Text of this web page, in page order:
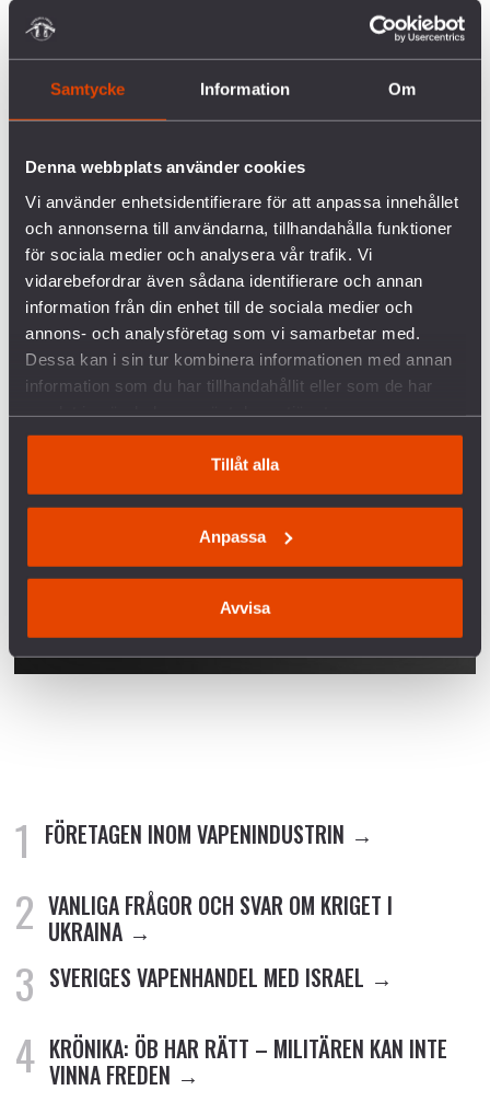
Samtycke Information Om
Denna webbplats använder cookies
Vi använder enhetsidentifierare för att anpassa innehållet
och annonserna till användarna, tillhandahålla funktioner
för sociala medier och analysera vår trafik. Vi
vidarebefordrar även sådana identifierare och annan
information från din enhet till de sociala medier och
annons- och analysföretag som vi samarbetar med.
Dessa kan i sin tur kombinera informationen med annan
information som du har tillhandahållit eller som de har
Tillåt alla
Anpassa
Avvisa
De 16 organisationer som står bakom rapporten är:
ActionAid, ACT Svenska Kyrkan, Afrikagrupperna,
Diakonia, IKFF, MÄN, Operation 1325, Plan Sverige,
PRO Global, Naturskyddsföreningen, Kvinna till
freds och skiljedomsföreningen, WaterAid, We
Effect.
FÖRETAGEN INOM VAPENINDUSTRIN
VANLIGA FRÅGOR OCH SVAR OM KRIGET I
UKRAINA
SVERIGES VAPENHANDEL MED ISRAEL
KRÖNIKA: ÖB HAR RÄTT – MILITÄREN KAN INTE
VINNA FREDEN